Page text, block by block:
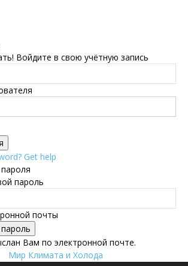
Войдите в свою учётную запись
Get help
пароль
почты
Вам по электронной почте.
Мир Климата и Холода